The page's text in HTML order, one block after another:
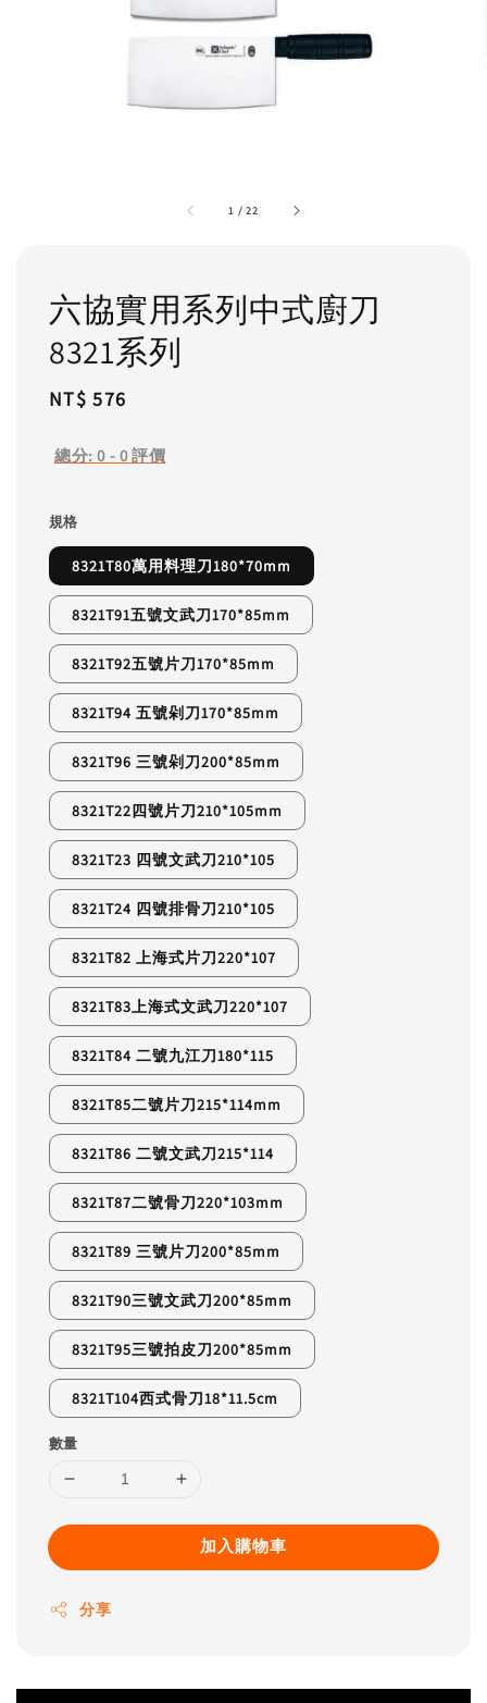
1 /22
六協實用系列中式廚刀
8321系列
Regular
NT$ 576
總分:0 - 0評價
規格
8321T80萬用料理刀180*70mm
8321T91五號文武刀170*85mm
8321T92五號片刀170*85mm
8321T94 五號剁刀170*85mm
8321T96 三號剁刀200*85mm
8321T22四號片刀210*105mm
8321T23 四號文武刀210*105
8321T24 四號排骨刀210*105
8321T82 上海式片刀220*107
8321T83上海式文武刀220*107
8321T84 二號九江刀180*115
8321T85二號片刀215*114mm
8321T86 二號文武刀215*114
8321T87二號骨刀220*103mm
8321T89 三號片刀200*85mm
8321T90三號文武刀200*85mm
8321T95三號拍皮刀200*85mm
8321T104西式骨刀18*11.5cm
數量
加入購物車
分享